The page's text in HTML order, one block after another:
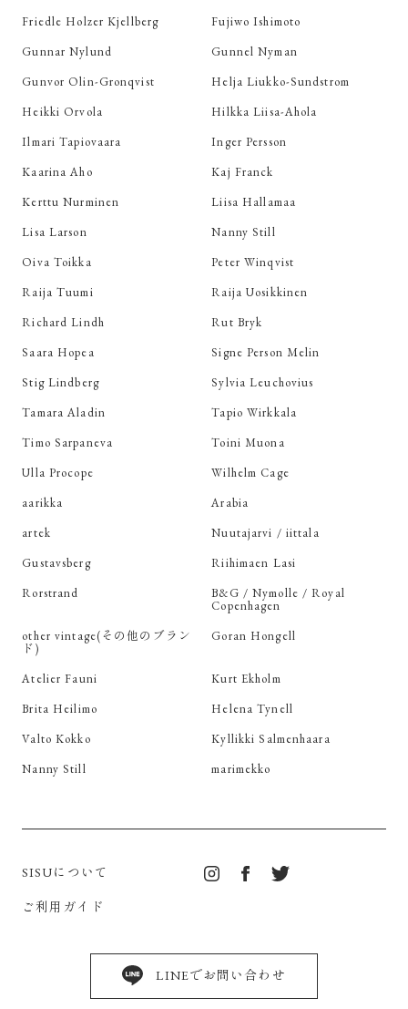
Friedle Holzer Kjellberg
Fujiwo Ishimoto
Gunnar Nylund
Gunnel Nyman
Gunvor Olin-Gronqvist
Helja Liukko-Sundstrom
Heikki Orvola
Hilkka Liisa-Ahola
Ilmari Tapiovaara
Inger Persson
Kaarina Aho
Kaj Franck
Kerttu Nurminen
Liisa Hallamaa
Lisa Larson
Nanny Still
Oiva Toikka
Peter Winqvist
Raija Tuumi
Raija Uosikkinen
Richard Lindh
Rut Bryk
Saara Hopea
Signe Person Melin
Stig Lindberg
Sylvia Leuchovius
Tamara Aladin
Tapio Wirkkala
Timo Sarpaneva
Toini Muona
Ulla Procope
Wilhelm Cage
aarikka
Arabia
artek
Nuutajarvi / iittala
Gustavsberg
Riihimaen Lasi
Rorstrand
B&G / Nymolle / Royal
Copenhagen
other vintage(その他のブラン
ド)
Goran Hongell
Atelier Fauni
Kurt Ekholm
Brita Heilimo
Helena Tynell
Valto Kokko
Kyllikki Salmenhaara
Nanny Still
marimekko
SISUについて
ご利用ガイド
LINEでお問い合わせ